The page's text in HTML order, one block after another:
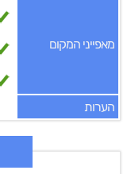
מאפייני המקום
הערות